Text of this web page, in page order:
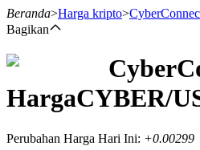
Beranda>Harga kripto>
Bagikan
HargaCYBER/
Perubahan Harga Hari Ini: +0.00299